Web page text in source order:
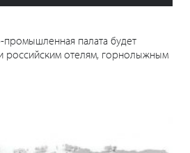
промышленная палата будет
российским отелям, горнолыжным